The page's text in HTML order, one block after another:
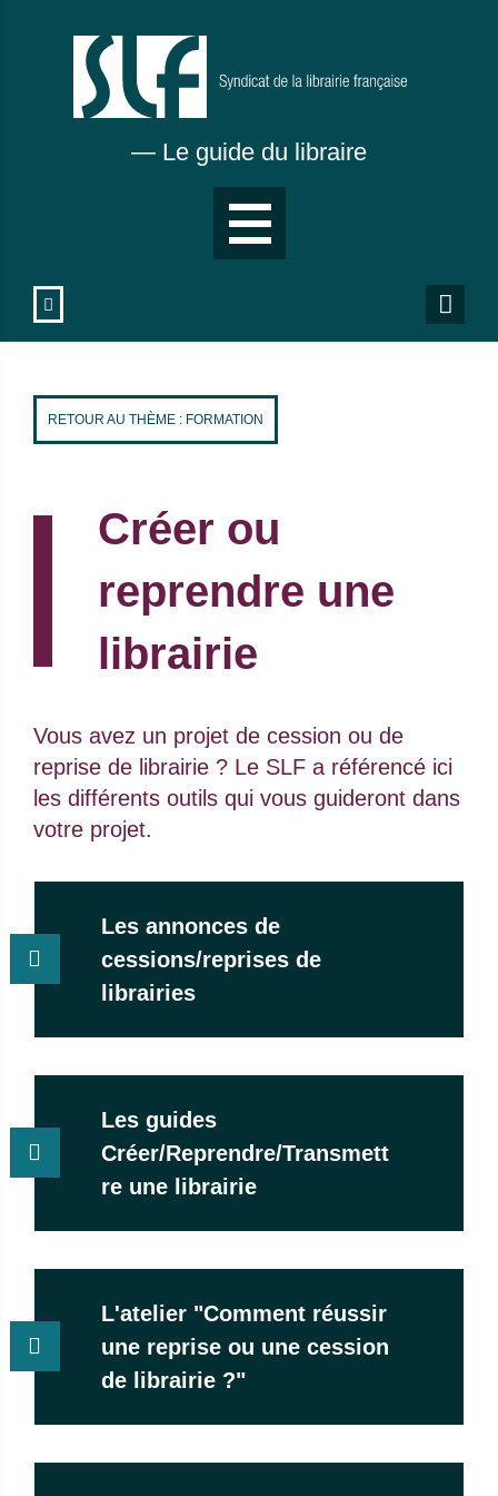
— Le guide du libraire
RETOUR AU THÈME : FORMATION
Créer ou
reprendre une
librairie
Chapo :
Vous avez un projet de cession ou de
reprise de librairie ? Le SLF a référencé ici
les différents outils qui vous guideront dans
votre projet.
Les annonces de
cessions/reprises de
librairies
Les guides
Créer/Reprendre/Transmett
re une librairie
L'atelier "Comment réussir
une reprise ou une cession
de librairie ?"